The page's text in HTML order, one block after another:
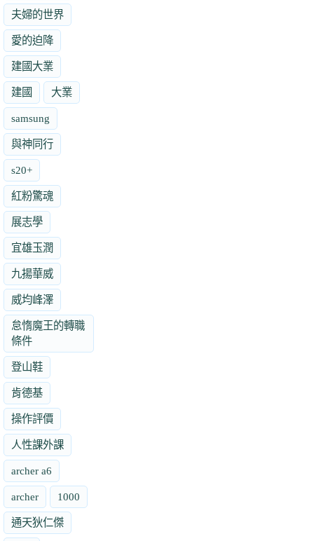
夫婦的世界
愛的迫降
建國大業
建國 大業
samsung
與神同行
s20+
紅粉驚魂
展志學
宜雄玉潤
九揚華威
威均峰澤
怠惰魔王的轉職
條件
登山鞋
肯德基
操作評價
人性課外課
archer a6
archer 1000
通天狄仁傑